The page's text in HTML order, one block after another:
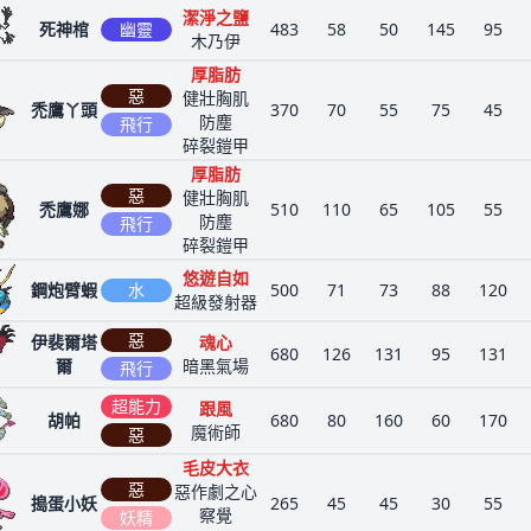
死神棺 幽靈
潔淨之鹽
木乃伊
483 58 50 145 95
禿鷹丫頭
惡
飛行
厚脂肪
健壯胸肌
防塵
碎裂鎧甲
370 70 55 75 45
禿鷹娜
惡
飛行
厚脂肪
健壯胸肌
防塵
碎裂鎧甲
510 110 65 105 55
鋼炮臂蝦 水
悠遊自如
超級發射器
500 71 73 88 120
伊裴爾塔
爾
惡
飛行
魂心
暗黑氣場
680 126 131 95 131
胡帕
超能力
惡
跟風
魔術師
680 80 160 60 170
搗蛋小妖
惡
妖精
毛皮大衣
惡作劇之心
察覺
265 45 45 30 55